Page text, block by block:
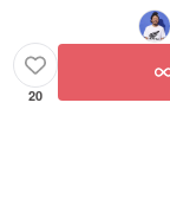
20